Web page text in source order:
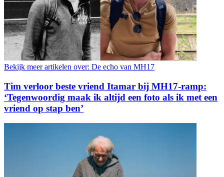
Bekijk meer artikelen over: De echo van MH17
Tim verloor beste vriend Itamar bij MH17-ramp:
‘Tegenwoordig maak ik altijd een foto als ik met een
vriend op stap ben’